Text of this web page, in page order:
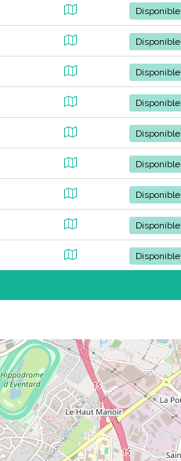
Disponible
Disponible
Disponible
Disponible
Disponible
Disponible
Disponible
Disponible
Disponible